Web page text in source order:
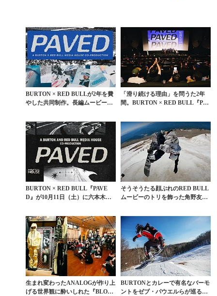
BURTON × RED BULLが2年を費
やした共同制作。長編ムービー『P
「滑り続ける理由」を問うた2年
間。BURTON × RED BULL『PAV
BURTON × RED BULL『PAVE
D』が10月11日（土）に六本木で
そうそうたる顔ぶれのRED BULL
ムービーのトリを飾った角野友基
生まれ変わったANALOGが作り上
げる世界観に酔いしれた『BLOO
BURTONとカレーで有名なバーモ
ントをゼブ・パウエルらが巡る道